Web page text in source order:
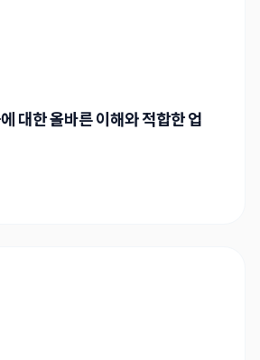
대한 올바른 이해와 적합한 업